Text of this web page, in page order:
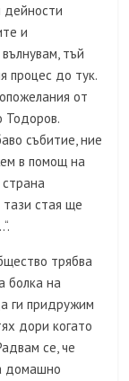
дейности
и
тъй
процес до тук.
от
Тодоров.
събитие, ние
в помощ на
тази стая ще
трябва
болка на
ги придружим
дори когато
се, че
домашно